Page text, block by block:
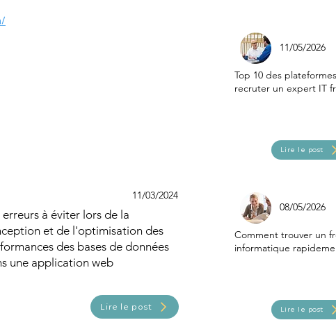
11/03/2024
erreurs à éviter lors de la
et de l'optimisation des
des bases de données
une application web
Lire le post
11/05/2026
Top 10 des
recruter un expert IT
Lire le post
08/05/2026
Comment trouver un
informatique
Lire le post